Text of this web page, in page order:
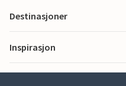
Destinasjoner
Inspirasjon